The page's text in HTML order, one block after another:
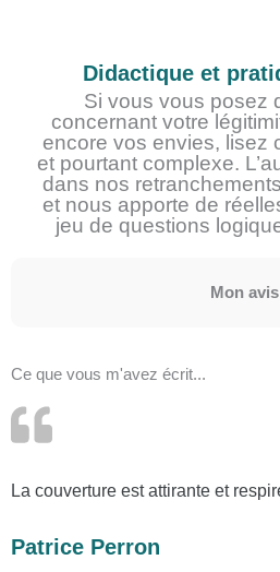
Didactique et
Si vous vous posez
concernant votre
encore vos envies, lisez
et pourtant complexe.
dans nos
et nous apporte de
jeu de questions
Mon avis
Ce que vous m'avez écrit...
La couverture est attirante et
Patrice Perron